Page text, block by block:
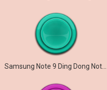
Samsung Note 9 Ding Dong Notification